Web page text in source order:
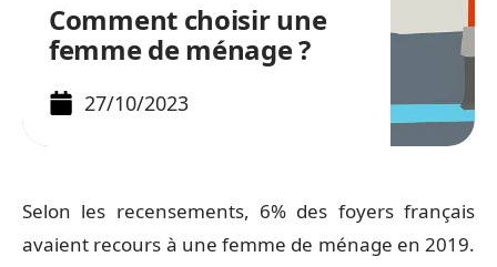
Comment choisir une
femme de ménage ?
27/10/2023
Selon les recensements, 6% des foyers français
avaient recours à une femme de ménage en 2019.